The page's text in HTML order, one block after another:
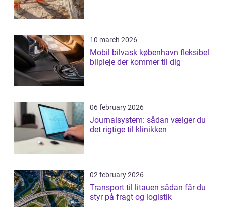
10 march 2026
Mobil bilvask københavn fleksibel
bilpleje der kommer til dig
06 february 2026
Journalsystem: sådan vælger du
det rigtige til klinikken
02 february 2026
Transport til litauen sådan får du
styr på fragt og logistik